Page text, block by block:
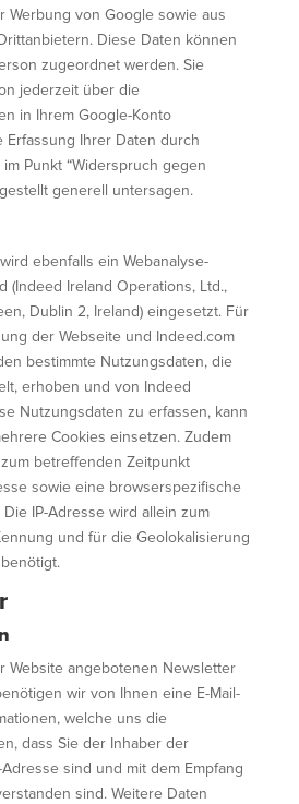
Werbung von Google sowie aus
Diese Daten können
zugeordnet werden. Sie
jederzeit über die
in Ihrem Google-Konto
Ihrer Daten durch
Punkt “Widerspruch gegen
generell untersagen.
ebenfalls ein Webanalyse-
(Indeed Ireland Operations, Ltd.,
Dublin 2, Ireland) eingesetzt. Für
der Webseite und Indeed.com
bestimmte Nutzungsdaten, die
erhoben und von Indeed
Nutzungsdaten zu erfassen, kann
Cookies einsetzen. Zudem
betreffenden Zeitpunkt
sowie eine browserspezifische
IP-Adresse wird allein zum
und für die Geolokalisierung
Website angebotenen Newsletter
wir von Ihnen eine E-Mail-
welche uns die
dass Sie der Inhaber der
sind und mit dem Empfang
sind. Weitere Daten